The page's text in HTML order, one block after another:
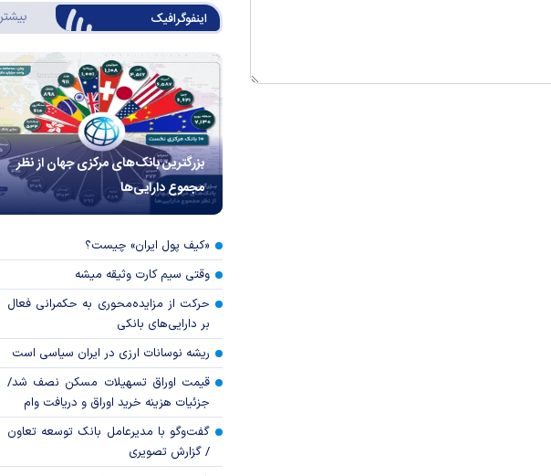
اینفوگرافیک بیشتر
بزرگترین بانک‌های مرکزی جهان از نظر
مجموع دارایی‌ها
«کیف پول ایران» چیست؟
وقتی سیم کارت وثیقه میشه
حرکت از مزایده‌محوری به حکمرانی فعال
بر دارایی‌های بانکی
ریشه نوسانات ارزی در ایران سیاسی است
قیمت اوراق تسهیلات مسکن نصف شد/
جزئیات هزینه خرید اوراق و دریافت وام
گفت‌وگو با مدیرعامل بانک توسعه تعاون
/ گزارش تصویری